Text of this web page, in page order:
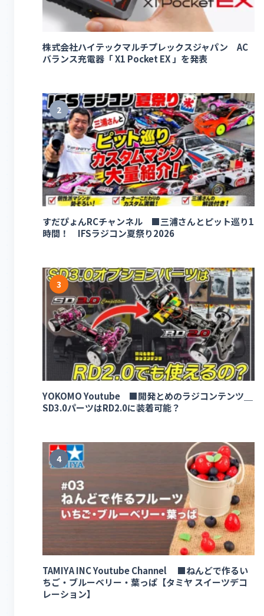
株式会社ハイテックマルチプレックスジャパン AC
バランス充電器「 X1 Pocket EX 」を発表
2
すだぴょんRCチャンネル ■三浦さんとピット巡り1
時間！ IFSラジコン夏祭り2026
3
YOKOMO Youtube ■開発とめのラジコンテンツ＿
SD3.0パーツはRD2.0に装着可能？
4
TAMIYA INC Youtube Channel ■ねんどで作るい
ちご・ブルーベリー・葉っぱ【タミヤ スイーツデコ
レーション】